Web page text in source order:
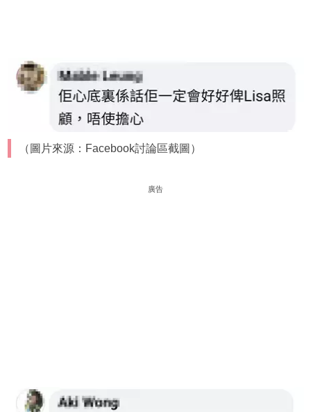
（圖片來源：Facebook討論區截圖）
廣告